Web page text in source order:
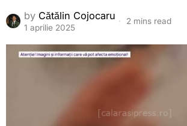
by Cătălin Cojocaru
1 aprilie 2025
2 mins read